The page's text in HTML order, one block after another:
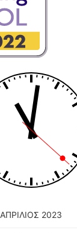
ΑΠΡΊΛΙΟΣ 2023